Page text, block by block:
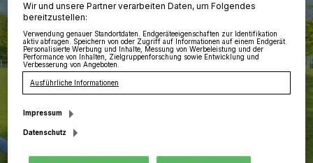
Wir und unsere Partner verarbeiten Daten, um Folgendes
bereitzustellen:
Verwendung genauer Standortdaten. Endgeräteeigenschaften zur Identifikation
aktiv abfragen. Speichern von oder Zugriff auf Informationen auf einem Endgerät.
Personalisierte Werbung und Inhalte, Messung von Werbeleistung und der
Performance von Inhalten, Zielgruppenforschung sowie Entwicklung und
Verbesserung von Angeboten.
Ausführliche Informationen
Impressum
Datenschutz